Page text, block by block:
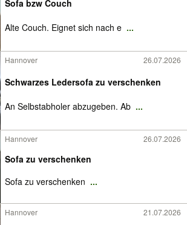
Sofa bzw Couch
Alte Couch. Eignet sich nach e ...
Hannover 26.07.2026
Schwarzes Ledersofa zu verschenken
An Selbstabholer abzugeben. Ab ...
Hannover 26.07.2026
Sofa zu verschenken
Sofa zu verschenken ...
Hannover 21.07.2026